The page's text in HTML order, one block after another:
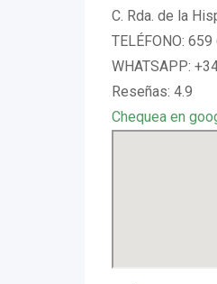
C. Rda. de la
TELÉFONO:
WHATSAPP:
Reseñas: 4.9
Chequea en